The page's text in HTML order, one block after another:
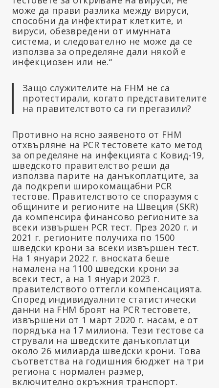
може да прави разлика между вируси,
способни да инфектират клетките, и
вируси, обезвредени от имунната
система, и следователно не може да се
използва за определяне дали някой е
инфекциозен или не.“
Защо служителите на FHM не са
протестирали, когато представителите
на правителството са ги прегазили?
Противно на ясно заявеното от FHM
отхвърляне на PCR тестовете като метод
за определяне на инфекцията с Ковид-19,
шведското правителство реши да
използва парите на данъкоплатците, за
да подкрепи широкомащабни PCR
тестове. Правителството се споразумя с
общините и регионите на Швеция (SKR)
да компенсира финансово регионите за
всеки извършен PCR тест. През 2020 г. и
2021 г. регионите получиха по 1500
шведски крони за всеки извършен тест.
На 1 януари 2022 г. вноската беше
намалена на 1100 шведски крони за
всеки тест, а на 1 януари 2023 г.
правителството оттегли компенсацията.
Според индивидуалните статистически
данни на FHM броят на PCR тестовете,
извършени от 1 март 2020 г. насам, е от
порядъка на 17 милиона. Тези тестове са
стрували на шведските данъкоплатци
около 26 милиарда шведски крони. Това
съответства на годишния бюджет на три
региона с нормален размер,
включително окръжния транспорт.